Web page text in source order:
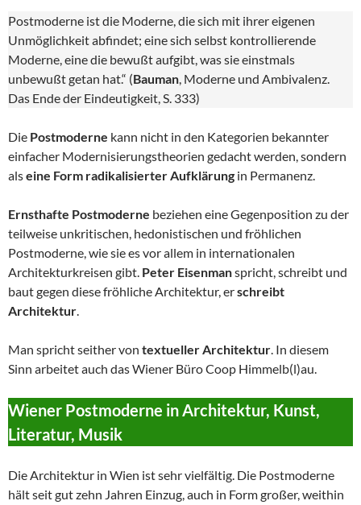
Postmoderne ist die Moderne, die sich mit ihrer eigenen
Unmöglichkeit abfindet; eine sich selbst kontrollierende
Moderne, eine die bewußt aufgibt, was sie einstmals
unbewußt getan hat.“ (Bauman, Moderne und Ambivalenz.
Das Ende der Eindeutigkeit, S. 333)
Die Postmoderne kann nicht in den Kategorien bekannter
einfacher Modernisierungstheorien gedacht werden, sondern
alseine Form radikalisierter Aufklärung in Permanenz.
Ernsthafte Postmoderne beziehen eine Gegenposition zu der
teilweise unkritischen, hedonistischen und fröhlichen
Postmoderne, wie sie es vor allem in internationalen
Architekturkreisen gibt. Peter Eisenmanspricht, schreibt und
baut gegen diese fröhliche Architektur, erschreibt
Architektur.
Man spricht seither von textueller Architektur. In diesem
Sinn arbeitet auch das Wiener Büro Coop Himmelb(l)au.
Wiener Postmoderne in Architektur, Kunst,
Literatur, Musik
Die Architektur in Wien ist sehr vielfältig. Die Postmoderne
hält seit gut zehn Jahren Einzug, auch in Form großer, weithin